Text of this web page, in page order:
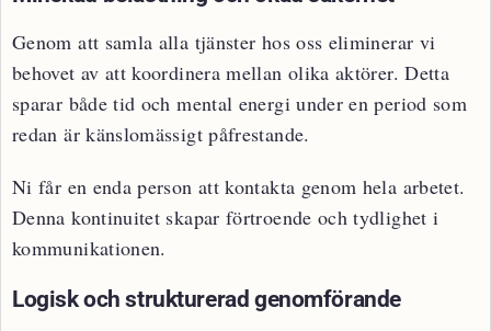
Genom att samla alla tjänster hos oss eliminerar vi
behovet av att koordinera mellan olika aktörer. Detta
sparar både tid och mental energi under en period som
redan är känslomässigt påfrestande.
Ni får en enda person att kontakta genom hela arbetet.
Denna kontinuitet skapar förtroende och tydlighet i
kommunikationen.
Logisk och strukturerad genomförande